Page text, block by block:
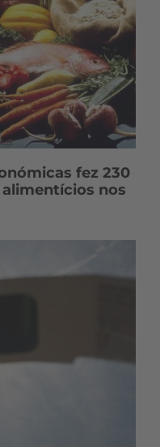
fez 230
nos